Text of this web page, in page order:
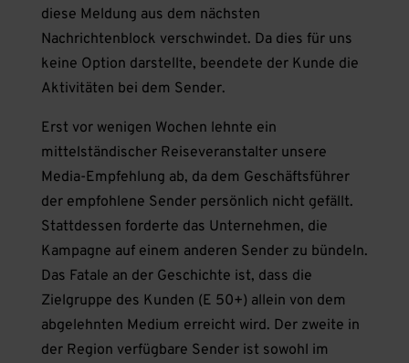
diese Meldung aus dem nächsten
Nachrichtenblock verschwindet. Da dies für uns
keine Option darstellte, beendete der Kunde die
Aktivitäten bei dem Sender.
Erst vor wenigen Wochen lehnte ein
mittelständischer Reiseveranstalter unsere
Media-Empfehlung ab, da dem Geschäftsführer
der empfohlene Sender persönlich nicht gefällt.
Stattdessen forderte das Unternehmen, die
Kampagne auf einem anderen Sender zu bündeln.
Das Fatale an der Geschichte ist, dass die
Zielgruppe des Kunden (E 50+) allein von dem
abgelehnten Medium erreicht wird. Der zweite in
der Region verfügbare Sender ist sowohl im